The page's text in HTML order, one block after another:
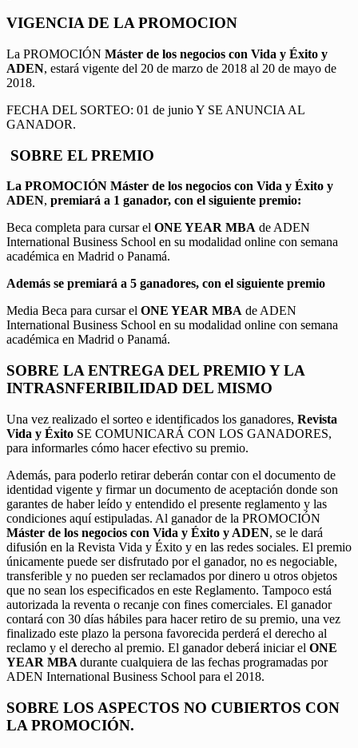
VIGENCIA DE LA PROMOCION
La PROMOCIÓN Máster de los negocios con Vida y Éxito y
ADEN, estará vigente del 20 de marzo de 2018 al 20 de mayo de
2018.
FECHA DEL SORTEO: 01 de junio Y SE ANUNCIA AL
GANADOR.
SOBRE EL PREMIO
La PROMOCIÓN Máster de los negocios con Vida y Éxito y
ADEN, premiará a 1 ganador, con el siguiente premio:
Beca completa para cursar el ONE YEAR MBA de ADEN
International Business School en su modalidad online con semana
académica en Madrid o Panamá.
Además se premiará a 5 ganadores, con el siguiente premio
Media Beca para cursar el ONE YEAR MBA de ADEN
International Business School en su modalidad online con semana
académica en Madrid o Panamá.
SOBRE LA ENTREGA DEL PREMIO Y LA
INTRASNFERIBILIDAD DEL MISMO
Una vez realizado el sorteo e identificados los ganadores, Revista
Vida y Éxito SE COMUNICARÁ CON LOS GANADORES,
para informarles cómo hacer efectivo su premio.
Además, para poderlo retirar deberán contar con el documento de
identidad vigente y firmar un documento de aceptación donde son
garantes de haber leído y entendido el presente reglamento y las
condiciones aquí estipuladas. Al ganador de la PROMOCIÓN
Máster de los negocios con Vida y Éxito y ADEN, se le dará
difusión en la Revista Vida y Éxito y en las redes sociales. El premio
únicamente puede ser disfrutado por el ganador, no es negociable,
transferible y no pueden ser reclamados por dinero u otros objetos
que no sean los especificados en este Reglamento. Tampoco está
autorizada la reventa o recanje con fines comerciales. El ganador
contará con 30 días hábiles para hacer retiro de su premio, una vez
finalizado este plazo la persona favorecida perderá el derecho al
reclamo y el derecho al premio. El ganador deberá iniciar el ONE
YEAR MBA durante cualquiera de las fechas programadas por
ADEN International Business School para el 2018.
SOBRE LOS ASPECTOS NO CUBIERTOS CON
LA PROMOCIÓN.